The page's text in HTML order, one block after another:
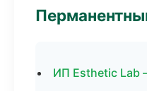
ИП Esthetic Lab